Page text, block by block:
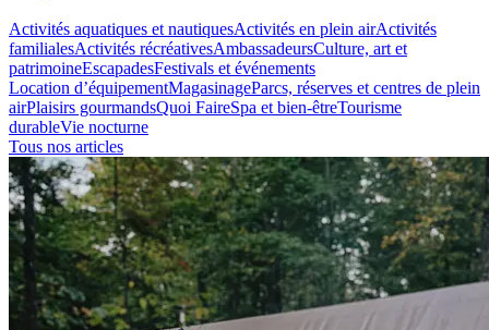
Activités aquatiques et nautiquesActivités en plein airActivités
familialesActivités récréativesAmbassadeursCulture, art et
patrimoineEscapadesFestivals et événements
Location d’équipementMagasinageParcs, réserves et centres de plein
airPlaisirs gourmandsQuoi FaireSpa et bien-êtreTourisme
durableVie nocturne
Tous nos articles